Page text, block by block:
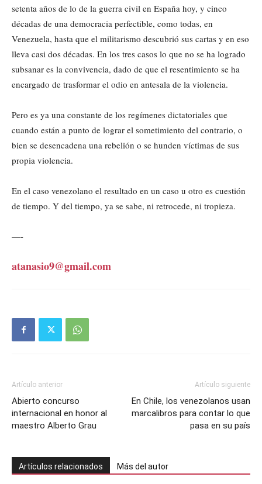
setenta años de lo de la guerra civil en España hoy, y cinco
décadas de una democracia perfectible, como todas, en
Venezuela, hasta que el militarismo descubrió sus cartas y en eso
lleva casi dos décadas. En los tres casos lo que no se ha logrado
subsanar es la convivencia, dado de que el resentimiento se ha
encargado de trasformar el odio en antesala de la violencia.
Pero es ya una constante de los regímenes dictatoriales que
cuando están a punto de lograr el sometimiento del contrario, o
bien se desencadena una rebelión o se hunden víctimas de sus
propia violencia.
En el caso venezolano el resultado en un caso u otro es cuestión
de tiempo. Y del tiempo, ya se sabe, ni retrocede, ni tropieza.
—-
atanasio9@gmail.com
Artículo anterior
Abierto concurso
internacional en honor al
maestro Alberto Grau
Artículo siguiente
En Chile, los venezolanos usan
marcalibros para contar lo que
pasa en su país
Artículos relacionados Más del autor